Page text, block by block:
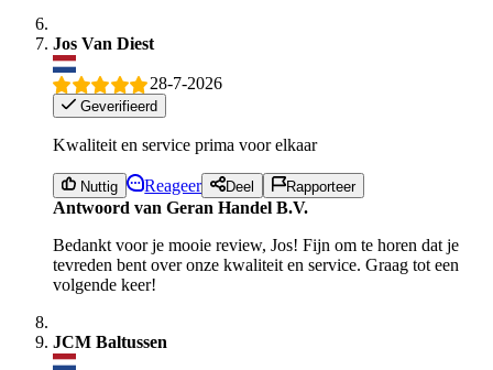
Jos Van Diest
28-7-2026
Geverifieerd
Kwaliteit en service prima voor elkaar
Nuttig Reageer Deel Rapporteer
Antwoord van Geran Handel B.V.
Bedankt voor je mooie review, Jos! Fijn om te horen dat je
tevreden bent over onze kwaliteit en service. Graag tot een
volgende keer!
JCM Baltussen